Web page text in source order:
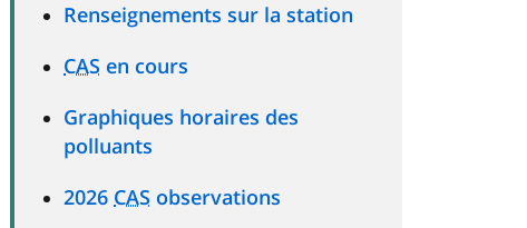
Renseignements sur la station
CAS en cours
Graphiques horaires des
polluants
2026 CAS observations